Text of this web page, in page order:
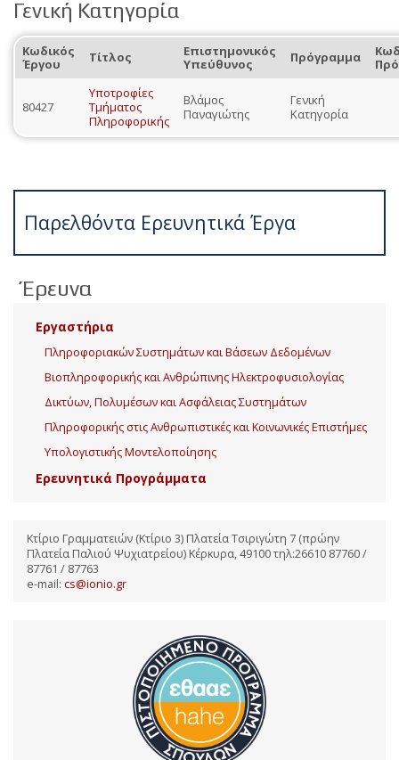
Γενική Κατηγορία
Κωδικός
Έργου
Τίτλος
Επιστημονικός
Υπεύθυνος
Πρόγραμμα
80427
Υποτροφίες
Τμήματος
Πληροφορικής
Βλάμος
Παναγιώτης
Γενική
Κατηγορία
Παρελθόντα Ερευνητικά Έργα
Έρευνα
Εργαστήρια
Πληροφοριακών Συστημάτων και Βάσεων Δεδομένων
Βιοπληροφορικής και Ανθρώπινης Ηλεκτροφυσιολογίας
Δικτύων, Πολυμέσων και Ασφάλειας Συστημάτων
Πληροφορικής στις Ανθρωπιστικές και Κοινωνικές Επιστήμες
Υπολογιστικής Μοντελοποίησης
Ερευνητικά Προγράμματα
Κτίριο Γραμματειών (Κτίριο 3) Πλατεία Τσιριγώτη 7 (πρώην
Πλατεία Παλιού Ψυχιατρείου) Κέρκυρα, 49100 τηλ:26610 87760 /
87761 / 87763
e-mail: cs@ionio.gr